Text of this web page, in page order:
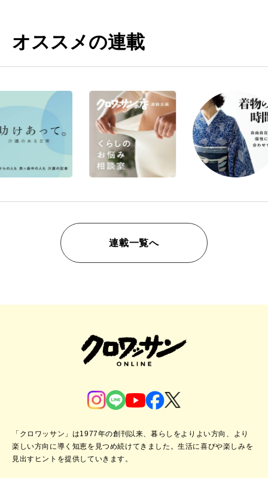
オススメの連載
連載一覧へ
「クロワッサン」は1977年の創刊以来、暮らしをよりよい方向、より
楽しい方向に導く知恵を見つめ続けてきました。生活に喜びや楽しみを
見出すヒントを提供していきます。